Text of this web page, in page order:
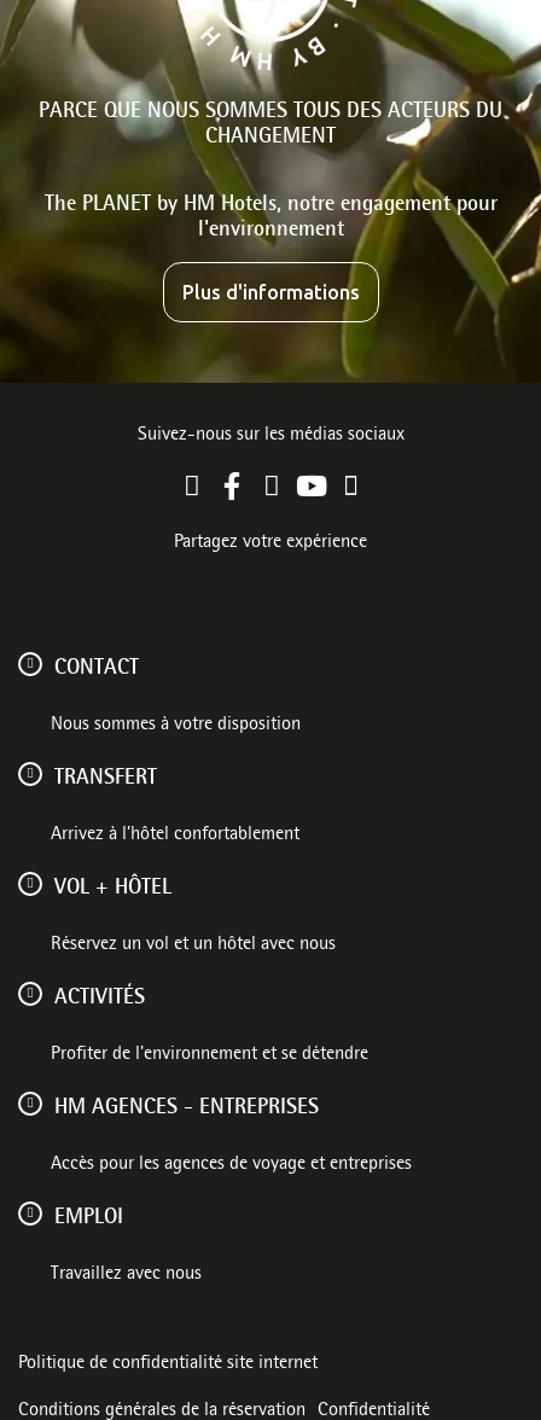
PARCE QUE NOUS SOMMES TOUS DES ACTEURS DU
CHANGEMENT
The PLANET by HM Hotels, notre engagement pour
l'environnement
Plus d'informations
Suivez-nous sur les médias sociaux
Partagez votre expérience
CONTACT
Nous sommes à votre disposition
TRANSFERT
Arrivez à l’hôtel confortablement
VOL + HÔTEL
Réservez un vol et un hôtel avec nous
ACTIVITÉS
Profiter de l'environnement et se détendre
HM AGENCES - ENTREPRISES
Accès pour les agences de voyage et entreprises
EMPLOI
Travaillez avec nous
Politique de confidentialité site internet
Conditions générales de la réservation Confidentialité